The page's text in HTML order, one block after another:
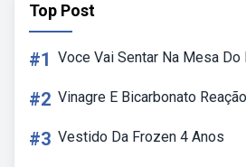
Top Post
#1 Voce Vai Sentar Na Mesa Do
#2 Vinagre E Bicarbonato
#3 Vestido Da Frozen 4 Anos